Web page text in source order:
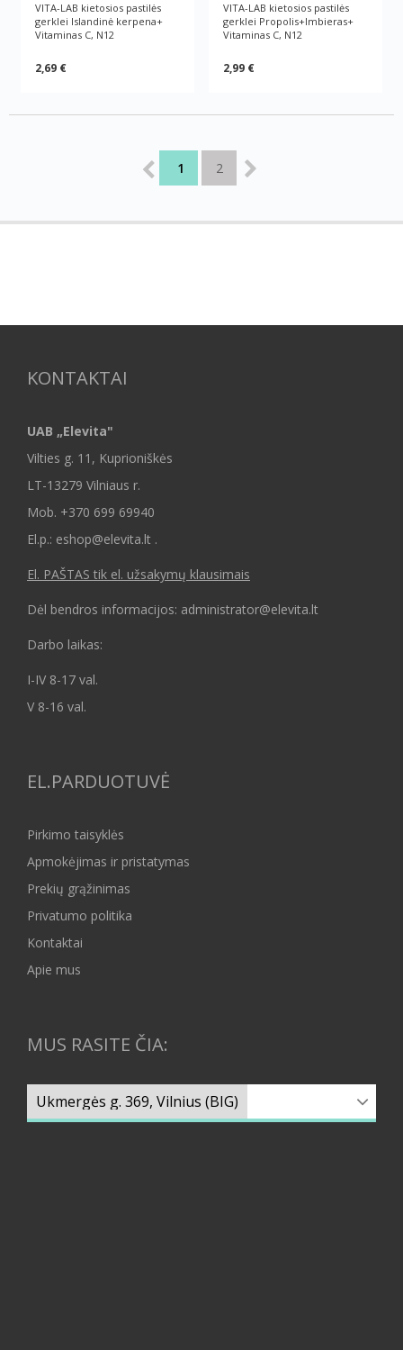
VITA-LAB kietosios pastilės
gerklei Islandinė kerpena+
Vitaminas C, N12
2,69 €
VITA-LAB kietosios pastilės
gerklei Propolis+Imbieras+
Vitaminas C, N12
2,99 €
1 2
KONTAKTAI
UAB „Elevita"
Vilties g. 11, Kuprioniškės
LT-13279 Vilniaus r.
Mob. +370 699 69940
El.p.: eshop@elevita.lt .
El. PAŠTAS tik el. užsakymų klausimais
Dėl bendros informacijos: administrator@elevita.lt
Darbo laikas:
I-IV 8-17 val.
V 8-16 val.
EL.PARDUOTUVĖ
Pirkimo taisyklės
Apmokėjimas ir pristatymas
Prekių grąžinimas
Privatumo politika
Kontaktai
Apie mus
MUS RASITE ČIA: